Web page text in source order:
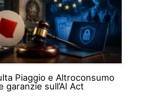
Piaggio e Altroconsumo
garanzie sull’AI Act